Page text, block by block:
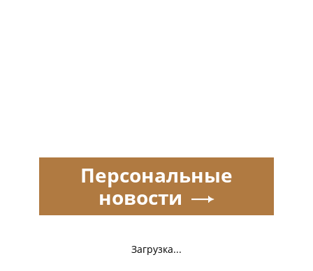
Загрузка...
Персональные
новости